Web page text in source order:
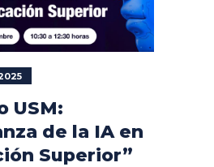
USM:
de la IA en
Superior”